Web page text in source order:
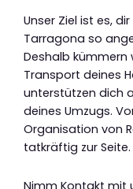
Unser Ziel ist es,
Tarragona so
Deshalb kümmern
Transport deines
unterstützen dich
deines Umzugs.
Organisation von
tatkräftig zur Seite.
Nimm Kontakt mit